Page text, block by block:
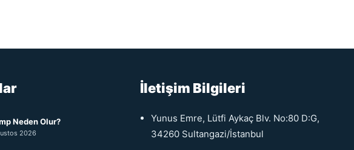
Neden Olur?
2026
İletişim Bilgileri
Yunus Emre, Lütfi Aykaç Blv. No:80 D:G,
34260 Sultangazi/İstanbul